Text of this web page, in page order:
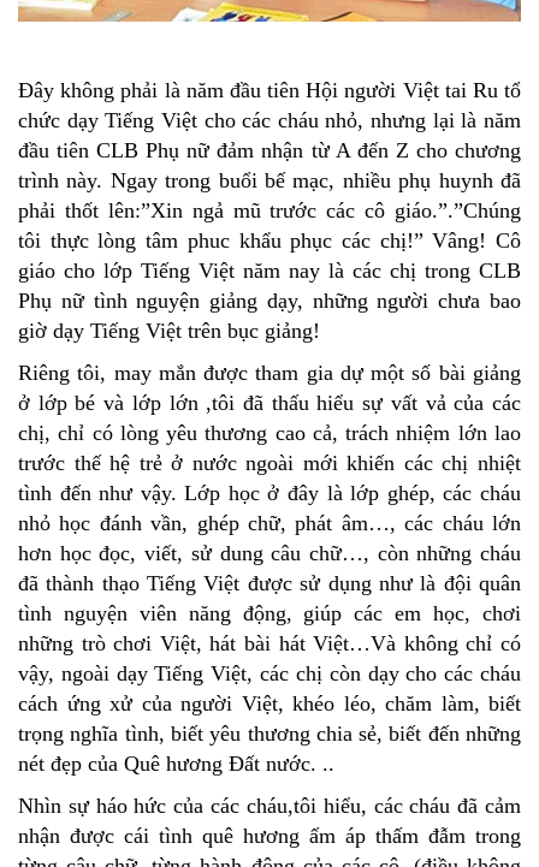
Đây không phải là năm đầu tiên Hội người Việt tai Ru tổ
chức dạy Tiếng Việt cho các cháu nhỏ, nhưng lại là năm
đầu tiên CLB Phụ nữ đảm nhận từ A đến Z cho chương
trình này. Ngay trong buổi bế mạc, nhiều phụ huynh đã
phải thốt lên:”Xin ngả mũ trước các cô giáo.”.”Chúng
tôi thực lòng tâm phuc khẩu phục các chị!” Vâng! Cô
giáo cho lớp Tiếng Việt năm nay là các chị trong CLB
Phụ nữ tình nguyện giảng dạy, những người chưa bao
giờ dạy Tiếng Việt trên bục giảng!
Riêng tôi, may mắn được tham gia dự một số bài giảng
ở lớp bé và lớp lớn ,tôi đã thấu hiểu sự vất vả của các
chị, chỉ có lòng yêu thương cao cả, trách nhiệm lớn lao
trước thế hệ trẻ ở nước ngoài mới khiến các chị nhiệt
tình đến như vậy. Lớp học ở đây là lớp ghép, các cháu
nhỏ học đánh vần, ghép chữ, phát âm…, các cháu lớn
hơn học đọc, viết, sử dung câu chữ…, còn những cháu
đã thành thạo Tiếng Việt được sử dụng như là đội quân
tình nguyện viên năng động, giúp các em học, chơi
những trò chơi Việt, hát bài hát Việt…Và không chỉ có
vậy, ngoài dạy Tiếng Việt, các chị còn dạy cho các cháu
cách ứng xử của người Việt, khéo léo, chăm làm, biết
trọng nghĩa tình, biết yêu thương chia sẻ, biết đến những
nét đẹp của Quê hương Đất nước. ..
Nhìn sự háo hức của các cháu,tôi hiểu, các cháu đã cảm
nhận được cái tình quê hương ấm áp thấm đẫm trong